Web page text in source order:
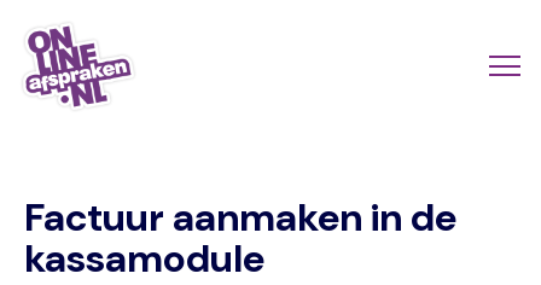
Skip
main
Factuur aanmaken in de
kassamodule